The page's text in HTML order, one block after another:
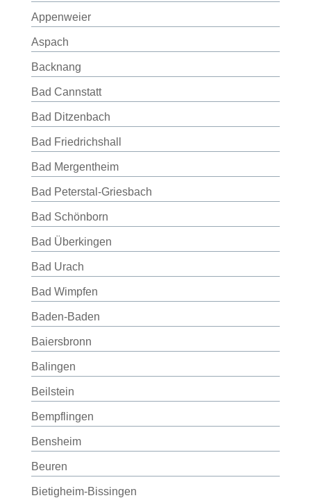
Appenweier
Aspach
Backnang
Bad Cannstatt
Bad Ditzenbach
Bad Friedrichshall
Bad Mergentheim
Bad Peterstal-Griesbach
Bad Schönborn
Bad Überkingen
Bad Urach
Bad Wimpfen
Baden-Baden
Baiersbronn
Balingen
Beilstein
Bempflingen
Bensheim
Beuren
Bietigheim-Bissingen